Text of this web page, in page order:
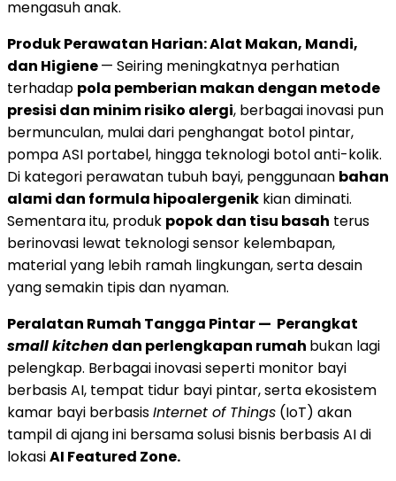
mengasuh anak.
Produk Perawatan Harian: Alat Makan, Mandi,
dan Higiene— Seiring meningkatnya perhatian
terhadap pola pemberian makan dengan metode
presisi dan minim risiko alergi, berbagai inovasi pun
bermunculan, mulai dari penghangat botol pintar,
pompa ASI portabel, hingga teknologi botol anti-kolik.
Di kategori perawatan tubuh bayi, penggunaan bahan
alami dan formula hipoalergenik kian diminati.
Sementara itu, produk popok dan tisu basah terus
berinovasi lewat teknologi sensor kelembapan,
material yang lebih ramah lingkungan, serta desain
yang semakin tipis dan nyaman.
Peralatan Rumah Tangga Pintar — Perangkat
small kitchen dan perlengkapan rumah bukan lagi
pelengkap. Berbagai inovasi seperti monitor bayi
berbasis AI, tempat tidur bayi pintar, serta ekosistem
kamar bayi berbasisInternet of Things (IoT) akan
tampil di ajang ini bersama solusi bisnis berbasis AI di
lokasiAI Featured Zone.